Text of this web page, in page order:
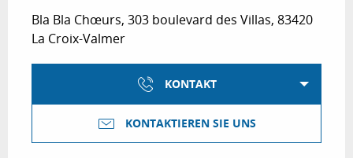
Bla Bla Chœurs, 303 boulevard des Villas, 83420
La Croix-Valmer
KONTAKT
KONTAKTIEREN SIE UNS